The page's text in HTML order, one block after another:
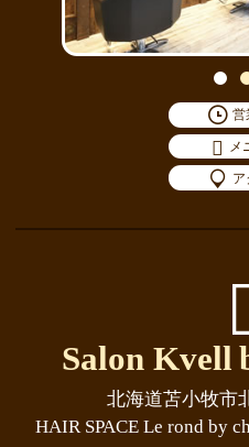
営
メ
ア
Salon Kvell
北海道苫小牧市
HAIR SPACE Le rond by